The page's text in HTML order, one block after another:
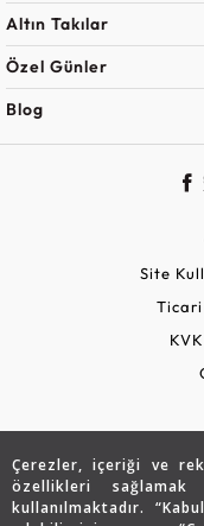
Çerezler, içeriği ve
özellikleri
kullanılmaktadır.
Altın Takılar
Özel Günler
Blog
Site
Ticari